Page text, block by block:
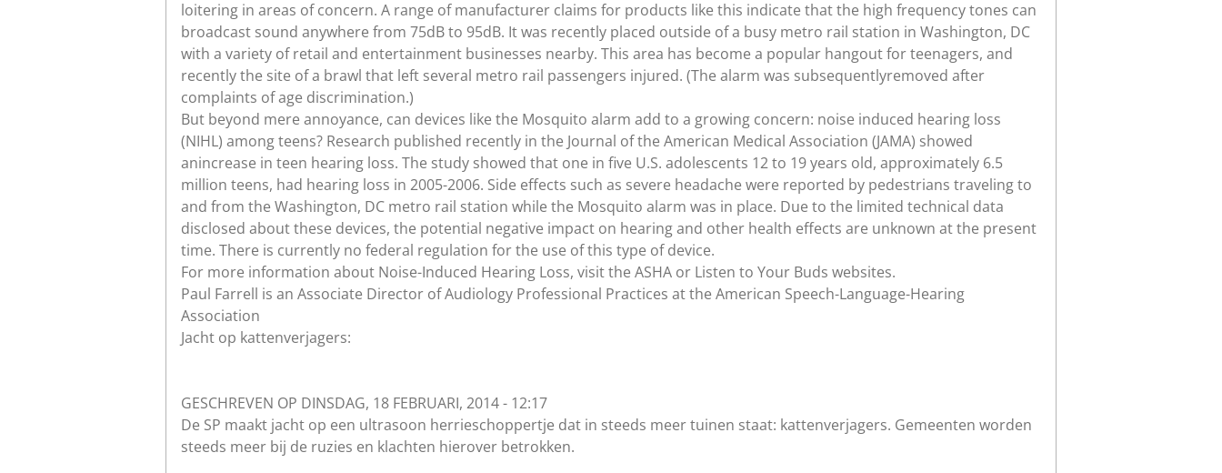
loitering in areas of concern. A range of manufacturer claims for products like this indicate that the high frequency tones can
broadcast sound anywhere from 75dB to 95dB. It was recently placed outside of a busy metro rail station in Washington, DC
with a variety of retail and entertainment businesses nearby. This area has become a popular hangout for teenagers, and
recently the site of a brawl that left several metro rail passengers injured. (The alarm was subsequentlyremoved after
complaints of age discrimination.)
But beyond mere annoyance, can devices like the Mosquito alarm add to a growing concern: noise induced hearing loss
(NIHL) among teens? Research published recently in the Journal of the American Medical Association (JAMA) showed
anincrease in teen hearing loss. The study showed that one in five U.S. adolescents 12 to 19 years old, approximately 6.5
million teens, had hearing loss in 2005-2006. Side effects such as severe headache were reported by pedestrians traveling to
and from the Washington, DC metro rail station while the Mosquito alarm was in place. Due to the limited technical data
disclosed about these devices, the potential negative impact on hearing and other health effects are unknown at the present
time. There is currently no federal regulation for the use of this type of device.
For more information about Noise-Induced Hearing Loss, visit the ASHA or Listen to Your Buds websites.
Paul Farrell is an Associate Director of Audiology Professional Practices at the American Speech-Language-Hearing
Association
Jacht op kattenverjagers:
GESCHREVEN OP DINSDAG, 18 FEBRUARI, 2014 - 12:17
De SP maakt jacht op een ultrasoon herrieschoppertje dat in steeds meer tuinen staat: kattenverjagers. Gemeenten worden
steeds meer bij de ruzies en klachten hierover betrokken.